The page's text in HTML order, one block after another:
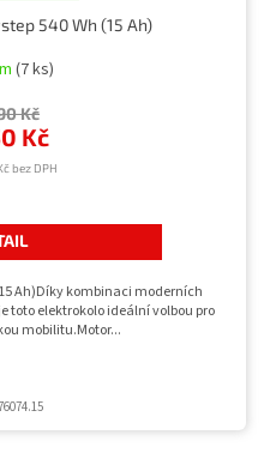
540 Wh (15 Ah)
(7 ks)
bez DPH
Kč
Kč
Ah)Díky kombinaci moderních
toto elektrokolo ideální volbou pro
mobilitu.Motor...